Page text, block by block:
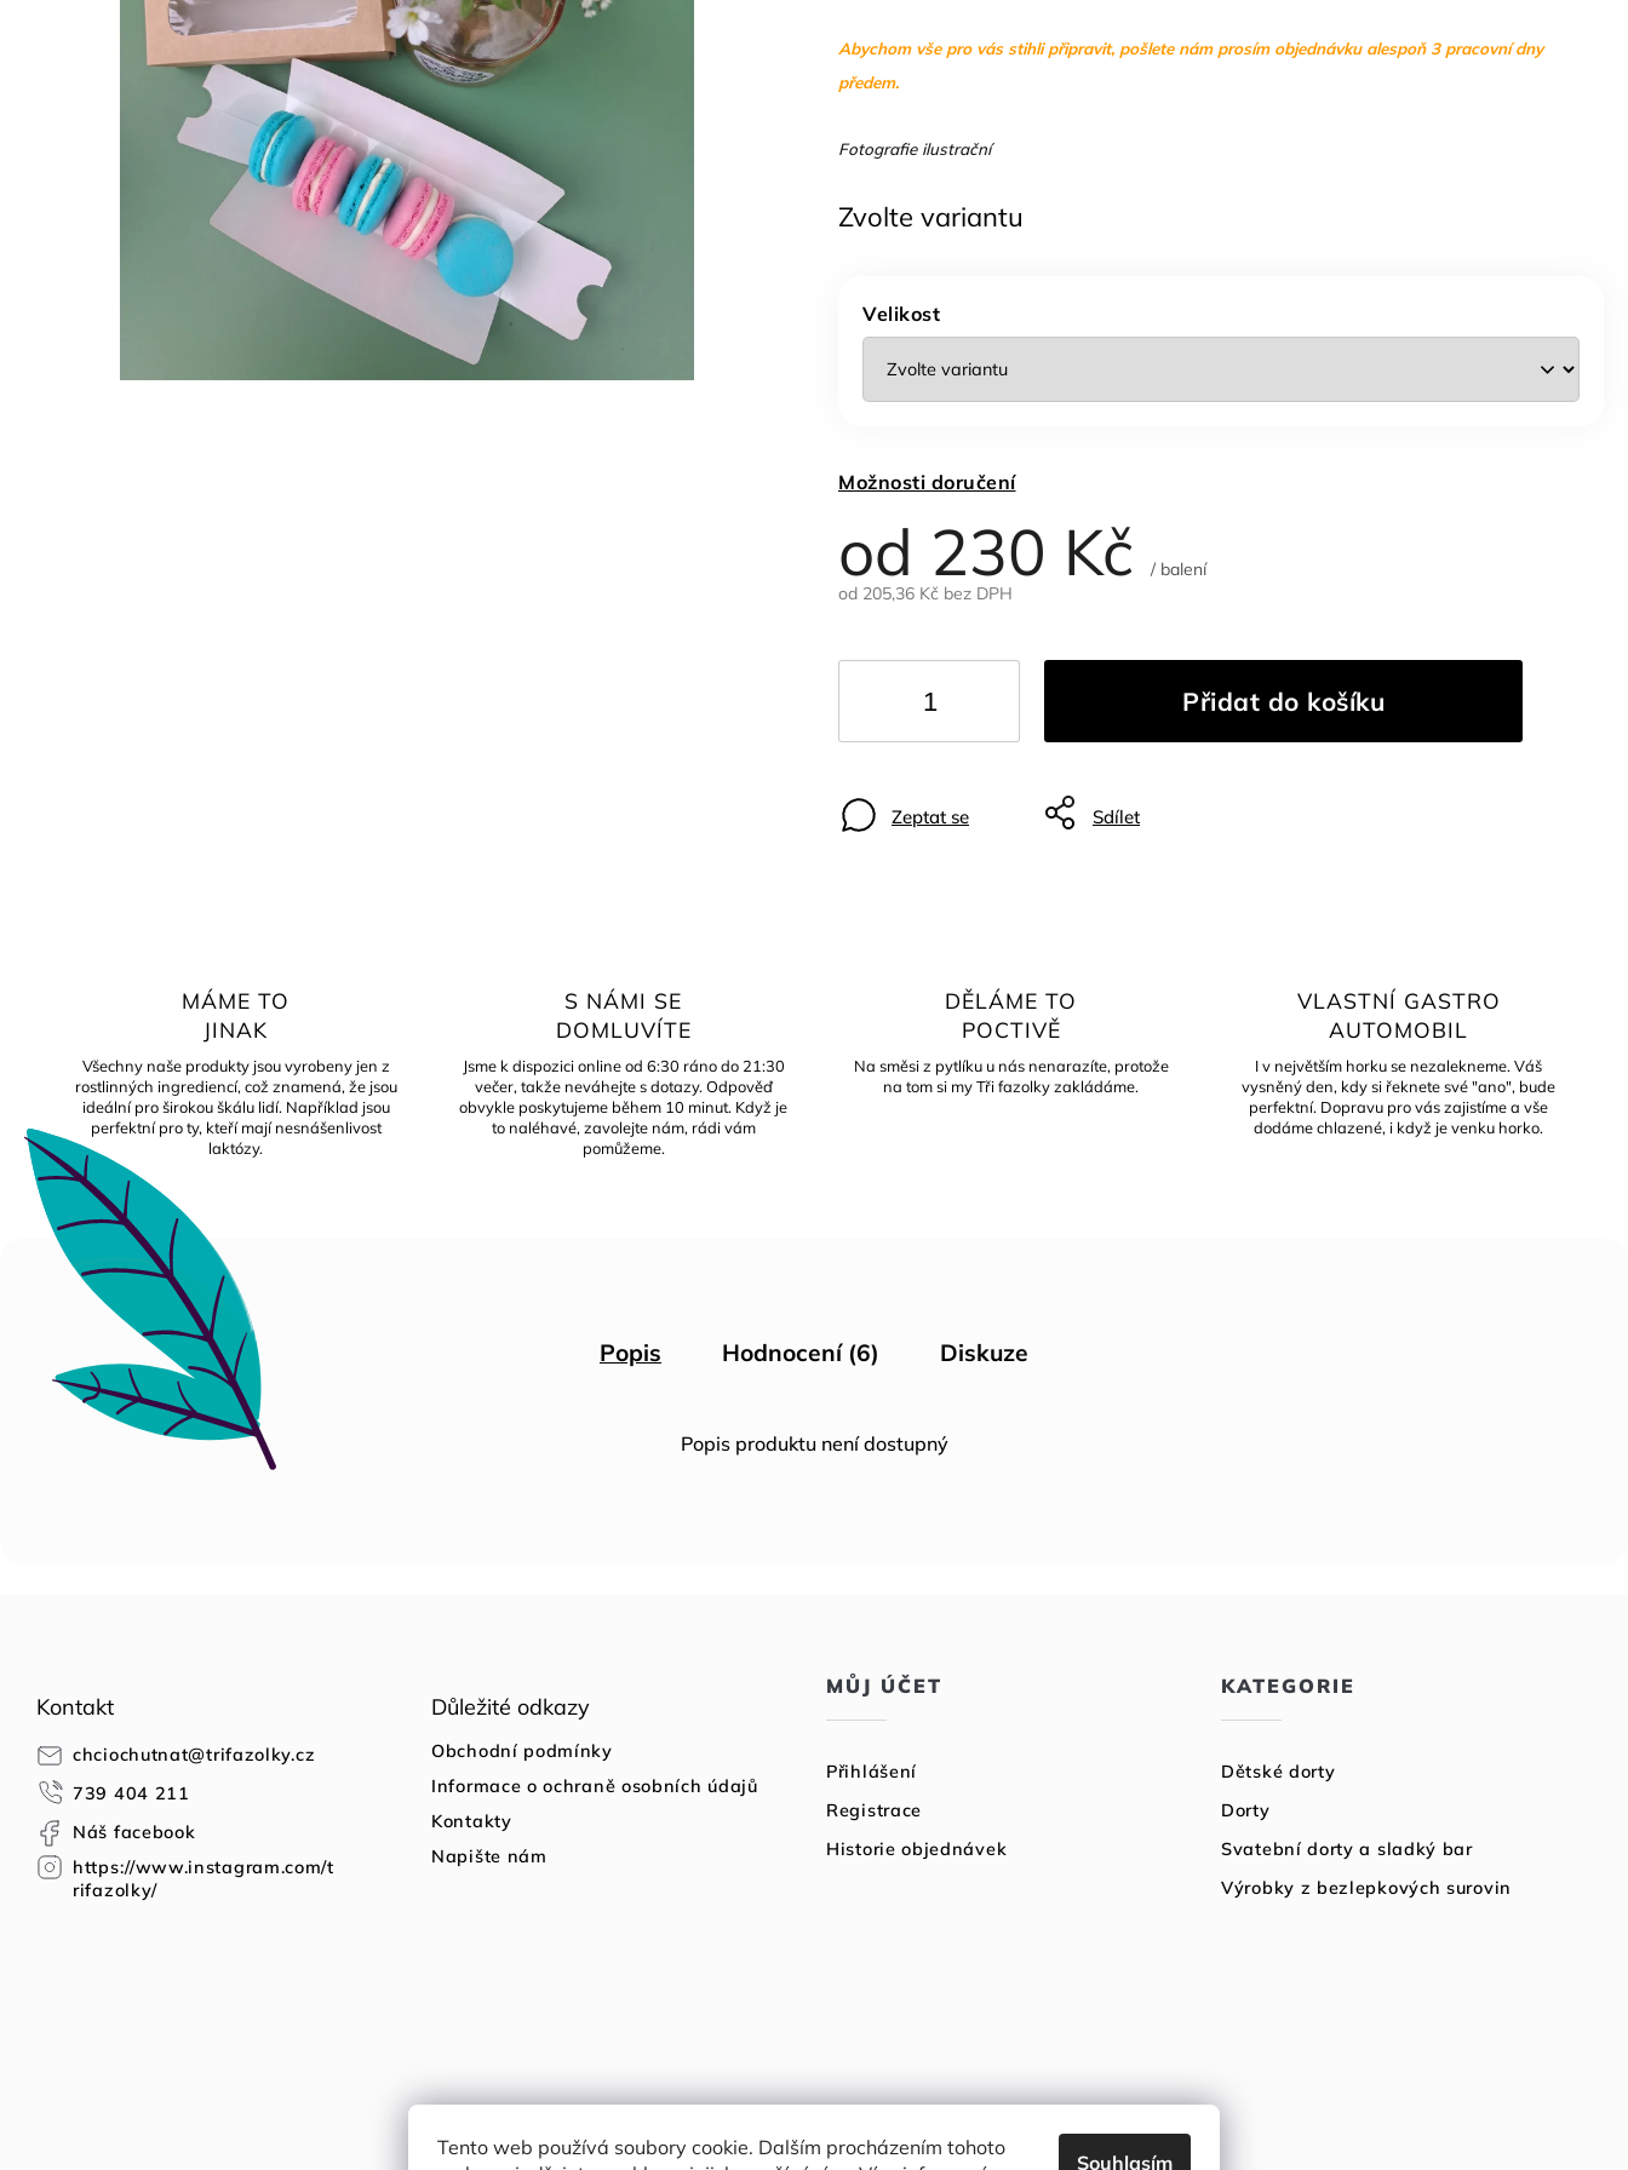
Tento web používá soubory cookie. Dalším procházením tohoto
Souhlasím
od 230 Kč
/ balení
od 205,36 Kč bez DPH
Zvolte variantu
Velikost
Možnosti doručení
Přidat do košíku
Abychom vše pro vás stihli připravit, pošlete nám prosím objednávku alespoň 3 pracovní dny
předem.
Fotografie ilustrační
Zeptat se Sdílet
MÁME TO
JINAK
Všechny naše produkty jsou vyrobeny jen z
rostlinných ingrediencí, což znamená, že jsou
ideální pro širokou škálu lidí. Například jsou
perfektní pro ty, kteří mají nesnášenlivost
laktózy.
S NÁMI SE
DOMLUVÍTE
Jsme k dispozici online od 6:30 ráno do 21:30
večer, takže neváhejte s dotazy. Odpověď
obvykle poskytujeme během 10 minut. Když je
to naléhavé, zavolejte nám, rádi vám
pomůžeme.
DĚLÁME TO
POCTIVĚ
Na směsi z pytlíku u nás nenarazíte, protože
na tom si my Tři fazolky zakládáme.
VLASTNÍ GASTRO
AUTOMOBIL
I v největším horku se nezalekneme. Váš
vysněný den, kdy si řeknete své "ano", bude
perfektní. Dopravu pro vás zajistíme a vše
dodáme chlazené, i když je venku horko.
Popis Hodnocení (6) Diskuze
Popis produktu není dostupný
Kontakt
chciochutnat@trifazolky.cz
739 404 211
Náš facebook
https://www.instagram.com/t
rifazolky/
Důležité odkazy
Obchodní podmínky
Informace o ochraně osobních údajů
Kontakty
Napište nám
MŮJ ÚČET
Přihlášení
Registrace
Historie objednávek
KATEGORIE
Dětské dorty
Dorty
Svatební dorty a sladký bar
Výrobky z bezlepkových surovin